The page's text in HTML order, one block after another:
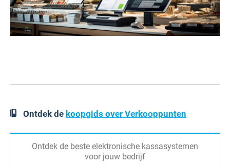
Ontdek de koopgids over Verkooppunten
Ontdek de beste elektronische kassasystemen
voor jouw bedrijf